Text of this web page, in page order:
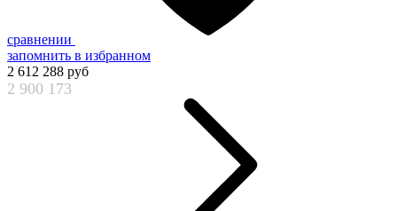
сравнении
запомнить в избранном
2 612 288 руб
2 900 173